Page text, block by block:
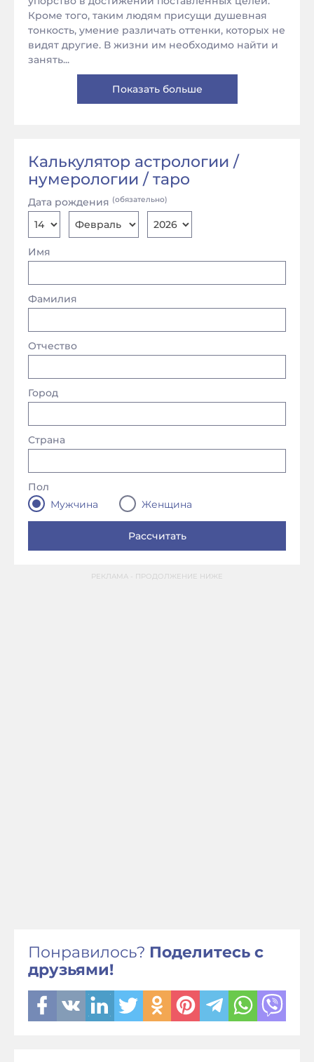
Кроме того, таким людям присущи душевная
тонкость, умение различать оттенки, которых не
видят другие. В жизни им необходимо найти и
занять...
Показать больше
Калькулятор астрологии /
нумерологии / таро
Имя
Фамилия
Отчество
Дата рождения (обязательно)
Страна
Город
Пол
Мужчина
Женщина
РЕКЛАМА - ПРОДОЛЖЕНИЕ НИЖЕ
Понравилось? Поделитесь с
друзьями!